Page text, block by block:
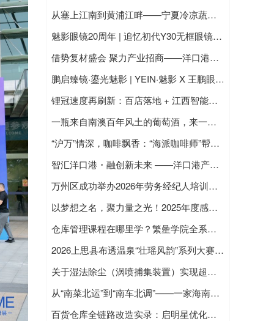
从塞上江南到黄浦江畔——宁夏冷凉蔬菜的“鲜”行之路
魅影眼镜20周年 | 追忆初代Y30无框眼镜，致敬二十年匠心无框美学
借势复材盛会 聚力产业招商——洋口港经济开发区携（瑞谷）科创中心亮相 CSCME 2026 苏州国际复材展
鹏启臻镜·鎏光魅影 | YEIN·魅影 X 王鹏眼镜线下手工美学雅集圆满成功！
锂冠速度再刷新：百店落地 + 江西智能工厂投产 双轮驱动行业升级
一瓶来自南澳百年风土的葡萄酒，来一场蓄谋已久与自己的“私奔”。
“沪万”情深，咖啡飘香：“海派咖啡师”帮助万州女孩实现咖啡逐梦之旅
智汇洋口港・融创新未来 ——洋口港产业高质量发展投融资路演圆满举办
万州区成功举办2026年劳务经纪人培训班 着力提升基层就业服务能力
以梦想之名，聚力量之光！2025年度感动龙岗故事分享会温暖启幕
仓库管理课程在哪里学？繁曐学院全系列课程导航
2026上思县布透温泉“壮瑶风韵”系列大赛盛大启幕，诚邀各界共襄文化盛举
关于湿法除尘（涡喷捕集装置）实现超低排放工艺浅析
从“南菜北运”到“南车北调”——一家海南物流企业的20载深耕之路
百货仓库全链路改造实录：启明星优化方案真实案例